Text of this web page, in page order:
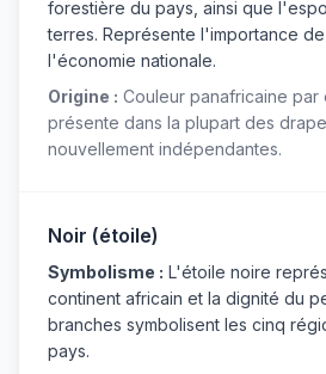
forestière du pays, ainsi que
terres. Représente l'importance
l'économie nationale.
Origine : Couleur panafricaine par
présente dans la plupart des
nouvellement indépendantes.
Noir (étoile)
Symbolisme : L'étoile noire
continent africain et la dignité du
branches symbolisent les cinq
pays.